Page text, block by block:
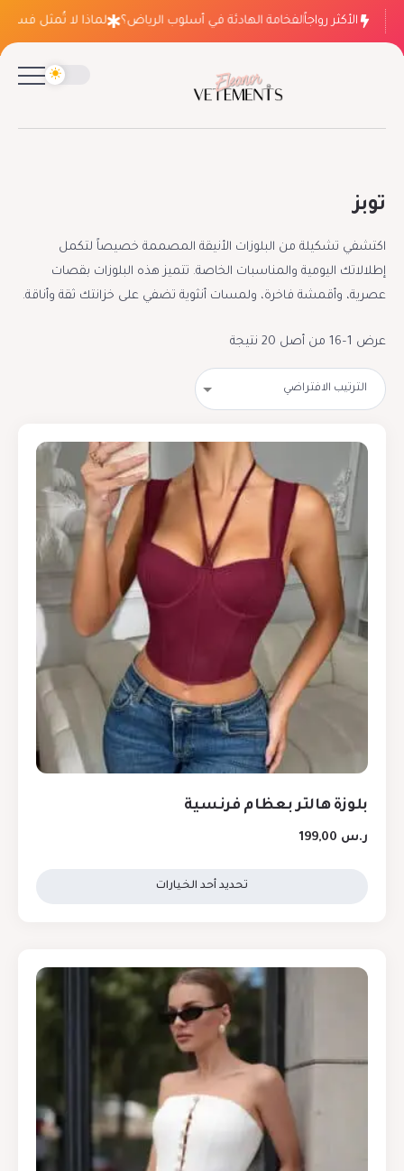
الأكثر رواجاً
ينتصر الفخامة الهادئة في أسلوب الرياض؟ لماذا لا تُمثل فساتين
توبز
اكتشفي تشكيلة من البلوزات الأنيقة المصممة خصيصاً لتكمل
إطلالاتك اليومية والمناسبات الخاصة. تتميز هذه البلوزات بقصات
عصرية، وأقمشة فاخرة، ولمسات أنثوية تضفي على خزانتك ثقة وأناقة.
عرض 1–16 من أصل 20 نتيجة
بلوزة هالتر بعظام فرنسية
ر.س
تحديد أحد الخيارات